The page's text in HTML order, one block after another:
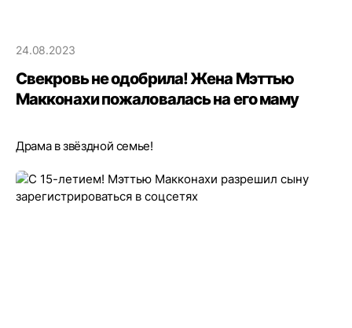
24.08.2023
Свекровь не одобрила! Жена Мэттью
Макконахи пожаловалась на его маму
Драма в звёздной семье!